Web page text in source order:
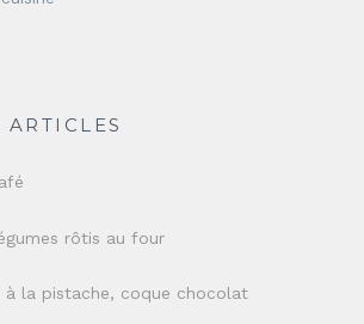
ARTICLES
rôtis au four
à la pistache, coque chocolat